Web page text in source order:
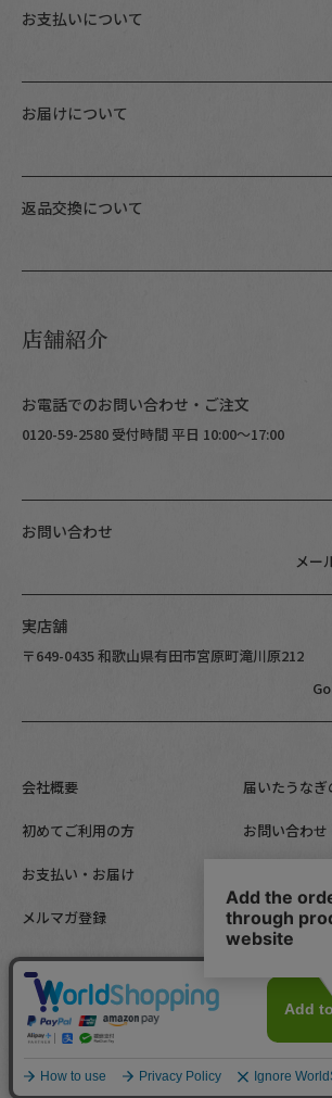
お支払いについて
お届けについて
返品交換について
店舗紹介
お電話でのお問い合わせ・ご注文
0120-59-2580 受付時間 平日 10:00～17:00
お問い合わせ
メー
実店舗
〒649-0435 和歌山県有田市宮原町滝川原212
会社概要
初めてご利用の方
お支払い・お届け
メルマガ登録
届いたうなぎ
お問い合わせ
示
個人情報取り